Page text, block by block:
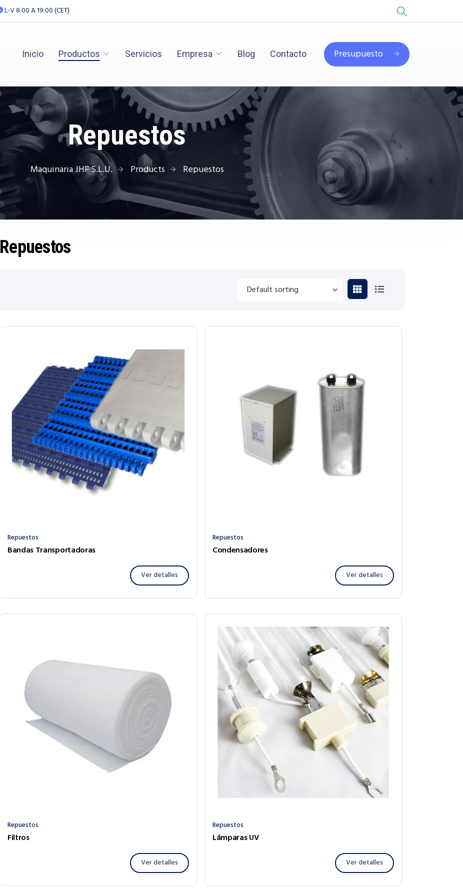
L-V 8:00 A 19:00 (CET)
Inicio Productos Servicios Empresa Blog Contacto Presupuesto
Repuestos
Maquinaria JHF S.L.U. Products Repuestos
Repuestos
Repuestos
Bandas Transportadoras
Ver detalles
Repuestos
Condensadores
Ver detalles
Repuestos
Filtros
Ver detalles
Repuestos
Lámparas UV
Ver detalles